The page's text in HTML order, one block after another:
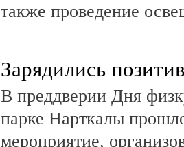
также проведение
Зарядились
В преддверии Дня
парке Нарткалы
мероприятие,